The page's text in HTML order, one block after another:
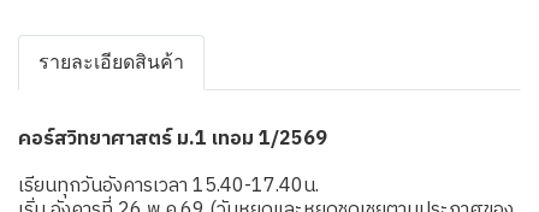
รายละเอียดสินค้า
คอร์สวิทยาศาสตร์ ม.1 เทอม 1/2569
เรียนทุกวันอังคารเวลา 15.40-17.40น.